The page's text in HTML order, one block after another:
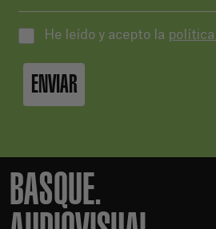
He leído y acepto la política
ENVIAR
BASQUE.